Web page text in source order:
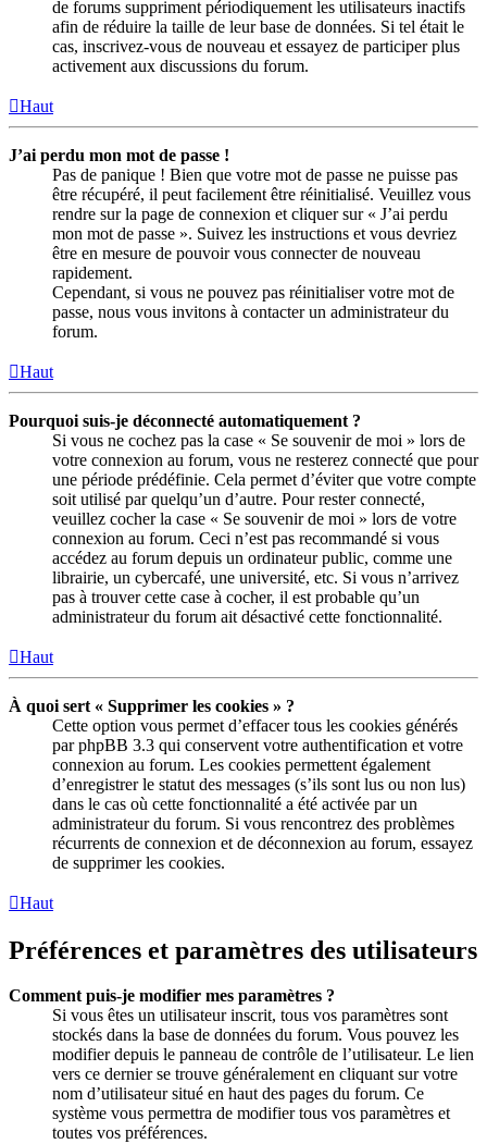
de forums suppriment périodiquement les utilisateurs inactifs
afin de réduire la taille de leur base de données. Si tel était le
cas, inscrivez-vous de nouveau et essayez de participer plus
activement aux discussions du forum.
Haut
J’ai perdu mon mot de passe !
Pas de panique ! Bien que votre mot de passe ne puisse pas
être récupéré, il peut facilement être réinitialisé. Veuillez vous
rendre sur la page de connexion et cliquer sur « J’ai perdu
mon mot de passe ». Suivez les instructions et vous devriez
être en mesure de pouvoir vous connecter de nouveau
rapidement.
Cependant, si vous ne pouvez pas réinitialiser votre mot de
passe, nous vous invitons à contacter un administrateur du
forum.
Haut
Pourquoi suis-je déconnecté automatiquement ?
Si vous ne cochez pas la case « Se souvenir de moi » lors de
votre connexion au forum, vous ne resterez connecté que pour
une période prédéfinie. Cela permet d’éviter que votre compte
soit utilisé par quelqu’un d’autre. Pour rester connecté,
veuillez cocher la case « Se souvenir de moi » lors de votre
connexion au forum. Ceci n’est pas recommandé si vous
accédez au forum depuis un ordinateur public, comme une
librairie, un cybercafé, une université, etc. Si vous n’arrivez
pas à trouver cette case à cocher, il est probable qu’un
administrateur du forum ait désactivé cette fonctionnalité.
Haut
À quoi sert « Supprimer les cookies » ?
Cette option vous permet d’effacer tous les cookies générés
par phpBB 3.3 qui conservent votre authentification et votre
connexion au forum. Les cookies permettent également
d’enregistrer le statut des messages (s’ils sont lus ou non lus)
dans le cas où cette fonctionnalité a été activée par un
administrateur du forum. Si vous rencontrez des problèmes
récurrents de connexion et de déconnexion au forum, essayez
de supprimer les cookies.
Haut
Préférences et paramètres des utilisateurs
Comment puis-je modifier mes paramètres ?
Si vous êtes un utilisateur inscrit, tous vos paramètres sont
stockés dans la base de données du forum. Vous pouvez les
modifier depuis le panneau de contrôle de l’utilisateur. Le lien
vers ce dernier se trouve généralement en cliquant sur votre
nom d’utilisateur situé en haut des pages du forum. Ce
système vous permettra de modifier tous vos paramètres et
toutes vos préférences.